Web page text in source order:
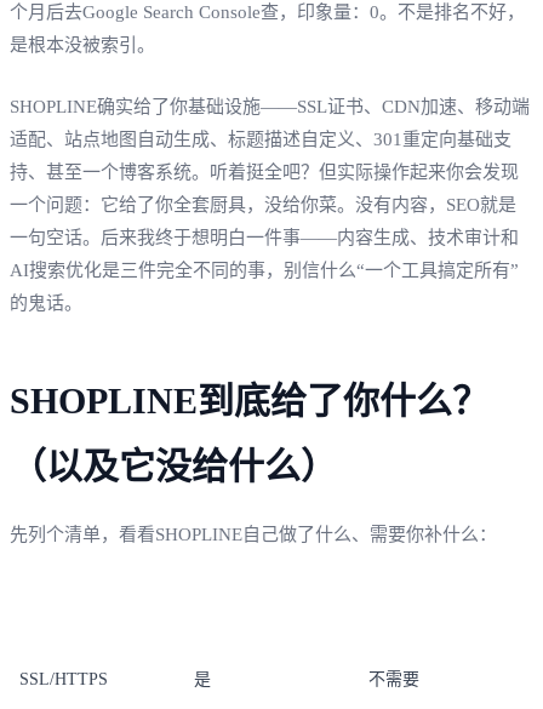
个月后去Google Search Console查，印象量：0。不是排名不好，
是根本没被索引。
SHOPLINE确实给了你基础设施——SSL证书、CDN加速、移动端
适配、站点地图自动生成、标题描述自定义、301重定向基础支
持、甚至一个博客系统。听着挺全吧？但实际操作起来你会发现
一个问题：它给了你全套厨具，没给你菜。没有内容，SEO就是
一句空话。后来我终于想明白一件事——内容生成、技术审计和
AI搜索优化是三件完全不同的事，别信什么“一个工具搞定所有”
的鬼话。
SHOPLINE到底给了你什么？
（以及它没给什么）
先列个清单，看看SHOPLINE自己做了什么、需要你补什么：
SSL/HTTPS 是 不需要